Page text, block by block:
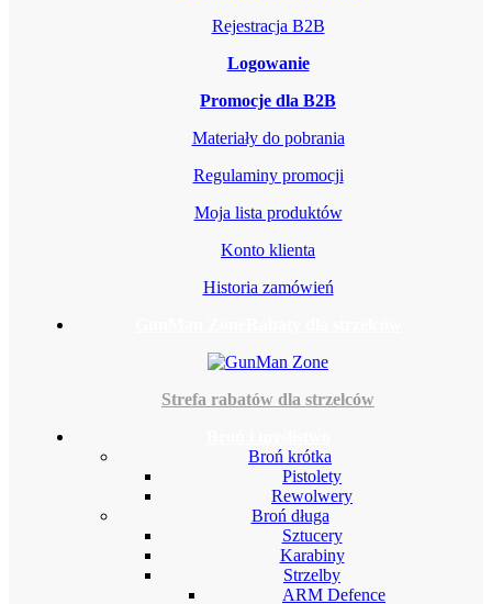
Rejestracja B2B
Logowanie
Promocje dla B2B
Materiały do pobrania
Regulaminy promocji
Moja lista produktów
Konto klienta
Historia zamówień
Strefa rabatów dla strzelców
Broń krótka
Pistolety
Rewolwery
Broń długa
Sztucery
Karabiny
Strzelby
ARM Defence